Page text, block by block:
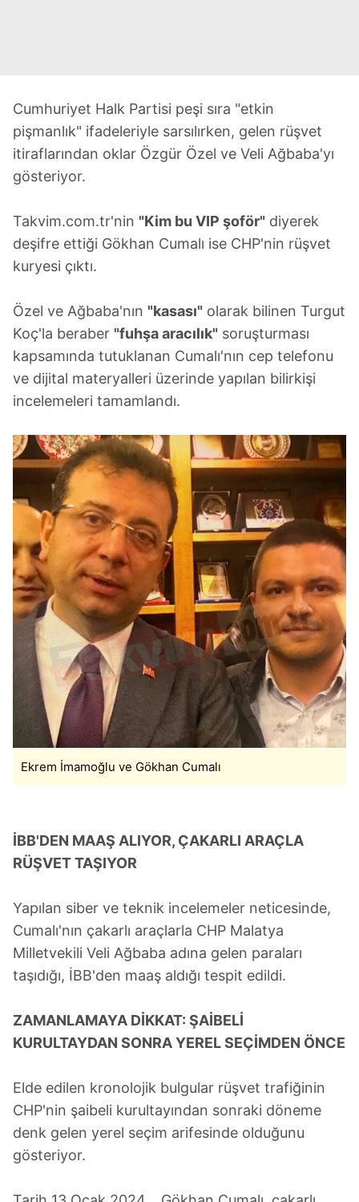
Cumhuriyet Halk Partisi peşi sıra "etkin
pişmanlık" ifadeleriyle sarsılırken, gelen rüşvet
itiraflarından oklar Özgür Özel ve Veli Ağbaba'yı
gösteriyor.
Takvim.com.tr'nin "Kim bu VIP şoför" diyerek
deşifre ettiği Gökhan Cumalı ise CHP'nin rüşvet
kuryesi çıktı.
Özel ve Ağbaba'nın "kasası" olarak bilinen Turgut
Koç'la beraber "fuhşa aracılık" soruşturması
kapsamında tutuklanan Cumalı'nın cep telefonu
ve dijital materyalleri üzerinde yapılan bilirkişi
incelemeleri tamamlandı.
Ekrem İmamoğlu ve Gökhan Cumalı
İBB'DEN MAAŞ ALIYOR, ÇAKARLI ARAÇLA
RÜŞVET TAŞIYOR
Yapılan siber ve teknik incelemeler neticesinde,
Cumalı'nın çakarlı araçlarla CHP Malatya
Milletvekili Veli Ağbaba adına gelen paraları
taşıdığı, İBB'den maaş aldığı tespit edildi.
ZAMANLAMAYA DİKKAT: ŞAİBELİ
KURULTAYDAN SONRA YEREL SEÇİMDEN ÖNCE
Elde edilen kronolojik bulgular rüşvet trafiğinin
CHP'nin şaibeli kurultayından sonraki döneme
denk gelen yerel seçim arifesinde olduğunu
gösteriyor.